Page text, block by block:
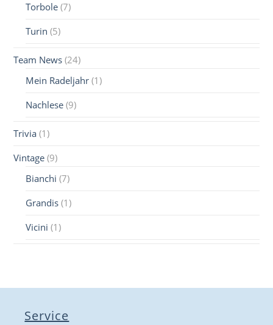
Torbole (7)
Turin (5)
Team News (24)
Mein Radeljahr (1)
Nachlese (9)
Trivia (1)
Vintage (9)
Bianchi (7)
Grandis (1)
Vicini (1)
Service